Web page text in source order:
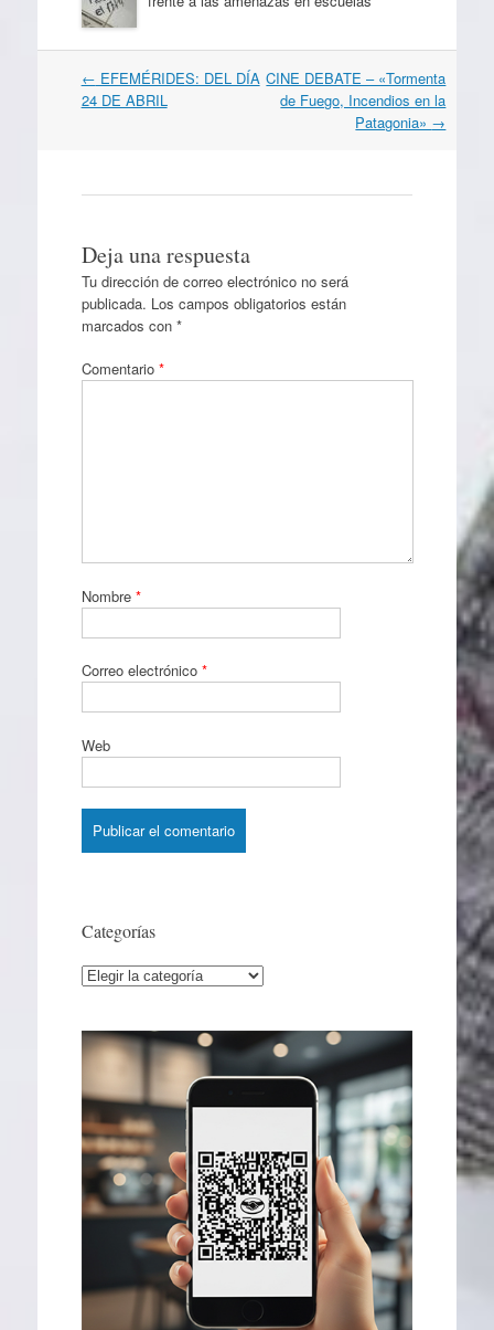
Navegación
por
← EFEMÉRIDES: DEL DÍA
24 DE ABRIL
CINE DEBATE – «Tormenta
de Fuego, Incendios en la
Patagonia» →
Deja una respuesta
Tu dirección de correo electrónico no será
publicada. Los campos obligatorios están
marcados con *
Comentario *
Nombre *
Correo electrónico *
Web
Categorías
Categorías